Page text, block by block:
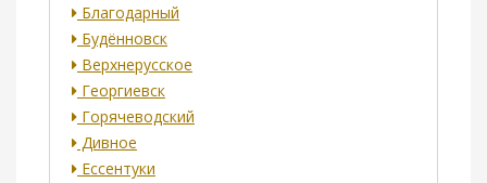
Благодарный
Будённовск
Верхнерусское
Георгиевск
Горячеводский
Дивное
Ессентуки